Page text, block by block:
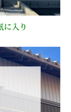
入り